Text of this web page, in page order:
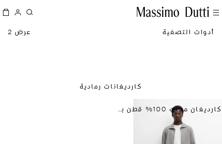
أدوات التصفية عرض 2
كارديغانات رمادية
كارديغان محاك 100% قطن بسحاب